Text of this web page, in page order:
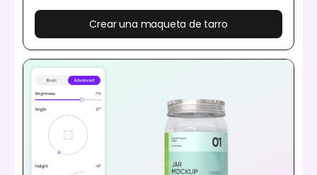
Crear una maqueta de tarro